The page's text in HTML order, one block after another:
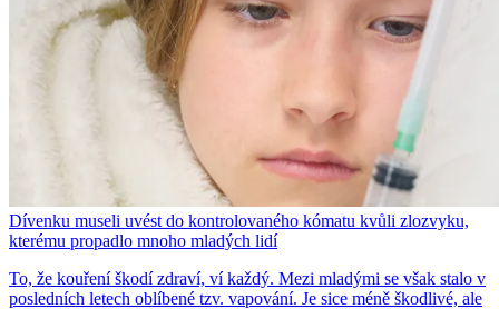
Dívenku museli uvést do kontrolovaného kómatu kvůli zlozvyku,
kterému propadlo mnoho mladých lidí
To, že kouření škodí zdraví, ví každý. Mezi mladými se však stalo v
posledních letech oblíbené tzv. vapování. Je sice méně škodlivé, ale